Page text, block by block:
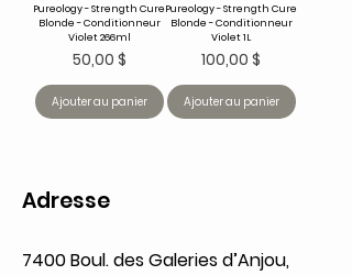
Pureology - Strength Cure
Blonde - Conditionneur
Violet 266ml
Prix
50,00 $
Ajouter au panier
Pureology - Strength Cure
Blonde - Conditionneur
Violet 1L
Prix
100,00 $
Ajouter au panier
Adresse
7400 Boul. des Galeries d’Anjou,